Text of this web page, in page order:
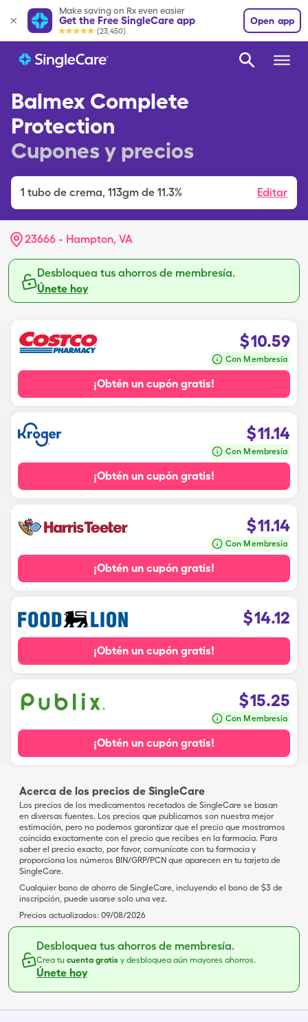
Make saving on Rx even easier
Get the Free SingleCare app
(23,450)
Open app
Balmex Complete
Protection
Cupones y precios
1 tubo de crema, 113gm de 11.3% Editar
23666 - Hampton, VA
Desbloquea tus ahorros de membresía.
Únete hoy
$10.59
Con Membresía
¡Obtén un cupón gratis!
$11.14
Con Membresía
¡Obtén un cupón gratis!
$11.14
Con Membresía
¡Obtén un cupón gratis!
$14.12
¡Obtén un cupón gratis!
$15.25
Con Membresía
¡Obtén un cupón gratis!
Acerca de los precios de SingleCare
Los precios de los medicamentos recetados de SingleCare se basan
en diversas fuentes. Los precios que publicamos son nuestra mejor
estimación, pero no podemos garantizar que el precio que mostramos
coincida exactamente con el precio que recibes en la farmacia. Para
saber el precio exacto, por favor, comunícate con tu farmacia y
proporciona los números BIN/GRP/PCN que aparecen en tu tarjeta de
SingleCare.
Cualquier bono de ahorro de SingleCare, incluyendo el bono de $3 de
inscripción, puede usarse solo una vez.
Precios actualizados: 09/08/2026
Desbloquea tus ahorros de membresía.
Crea tu cuenta gratis y desbloquea aún mayores ahorros.
Únete hoy